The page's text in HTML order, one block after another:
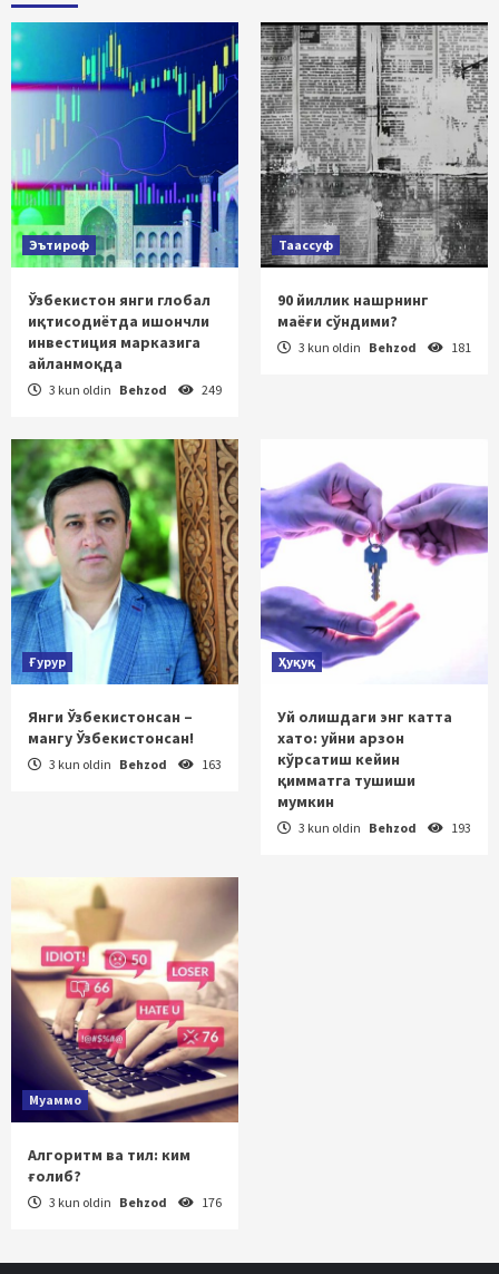
Эътироф
Ўзбекистон янги глобал
иқтисодиётда ишончли
инвестиция марказига
айланмоқда
3 kun oldin Behzod 249
Таассуф
90 йиллик нашрнинг
маёғи сўндими?
3 kun oldin Behzod 181
Ғурур
Янги Ўзбекистонсан –
мангу Ўзбекистонсан!
3 kun oldin Behzod 163
Ҳуқуқ
Уй олишдаги энг катта
хато: уйни арзон
кўрсатиш кейин
қимматга тушиши
мумкин
3 kun oldin Behzod 193
Муаммо
Алгоритм ва тил: ким
ғолиб?
3 kun oldin Behzod 176